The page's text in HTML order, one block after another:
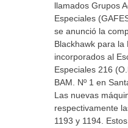
llamados Grupos
Especiales
se anunció la
Blackhawk para la
incorporados al
Especiales 216
BAM. Nº 1 en
Las nuevas
respectivamente
1193 y 1194.